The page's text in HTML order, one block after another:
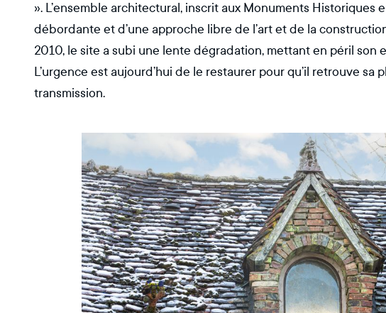
». L’ensemble architectural, inscrit aux Monuments Historiques
débordante et d’une approche libre de l’art et de la
2010, le site a subi une lente dégradation, mettant en péril son
L’urgence est aujourd’hui de le restaurer pour qu’il retrouve
transmission.